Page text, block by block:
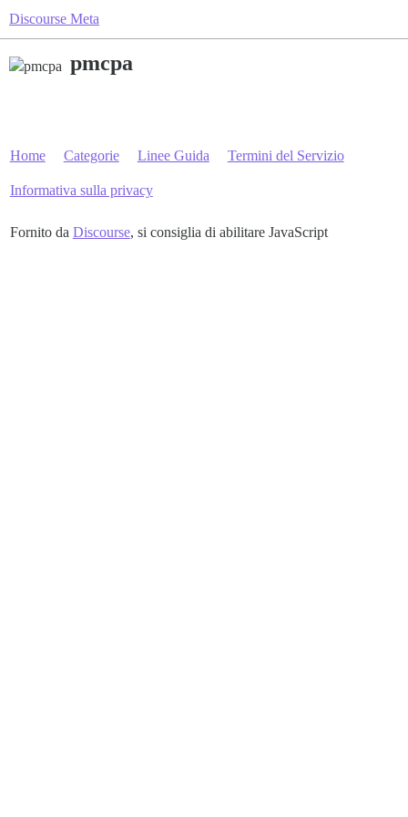
Discourse Meta
pmcpa
Home Categorie Linee Guida Termini del Servizio
Informativa sulla privacy
Fornito da Discourse, si consiglia di abilitare JavaScript